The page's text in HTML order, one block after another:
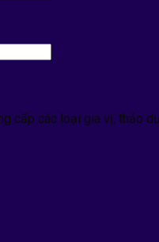
cấp các loại gia vị, thảo